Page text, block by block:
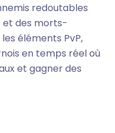
redoutables
et des morts-
éléments PvP,
en temps réel où
et gagner des